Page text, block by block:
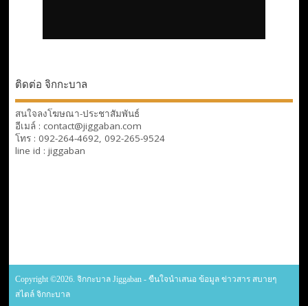
ติดต่อ จิกกะบาล
สนใจลงโฆษณา-ประชาสัมพันธ์
อีเมล์ : contact@jiggaban.com
โทร : 092-264-4692, 092-265-9524
line id : jiggaban
Copyright ©2026. จิกกะบาล Jiggaban - ขืนใจนำเสนอ ข้อมูล ข่าวสาร สบายๆ
สไตล์ จิกกะบาล